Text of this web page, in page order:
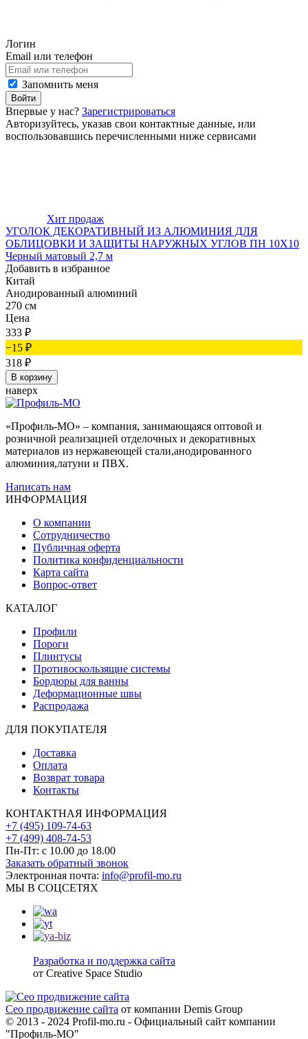
Логин
Email или телефон
Запомнить меня
Войти
Впервые у нас? Зарегистрироваться
Авторизуйтесь, указав свои контактные данные, или
воспользовавшись перечисленными ниже сервисами
Хит продаж
УГОЛОК ДЕКОРАТИВНЫЙ ИЗ АЛЮМИНИЯ ДЛЯ
ОБЛИЦОВКИ И ЗАЩИТЫ НАРУЖНЫХ УГЛОВ ПН 10Х10
Черный матовый 2,7 м
Добавить в избранное
Китай
Анодированный алюминий
270 см
Цена
333 ₽
−15 ₽
318 ₽
В корзину
наверх
«Профиль-МО» – компания, занимающаяся оптовой и
розничной реализацией отделочных и декоративных
материалов из нержавеющей стали,анодированного
алюминия,латуни и ПВХ.
Написать нам
ИНФОРМАЦИЯ
О компании
Сотрудничество
Публичная оферта
Политика конфиденциальности
Карта сайта
Вопрос-ответ
КАТАЛОГ
Профили
Пороги
Плинтусы
Противоскользящие системы
Бордюры для ванны
Деформационные швы
Распродажа
ДЛЯ ПОКУПАТЕЛЯ
Доставка
Оплата
Возврат товара
Контакты
КОНТАКТНАЯ ИНФОРМАЦИЯ
+7 (495) 109-74-63
+7 (499) 408-74-53
Пн-Пт: с 10.00 до 18.00
Заказать обратный звонок
Электронная почта: info@profil-mo.ru
МЫ В СОЦСЕТЯХ
Разработка и поддержка сайта
от Creative Space Studio
Сео продвижение сайта от компании Demis Group
© 2013 - 2024 Profil-mo.ru - Официальный сайт компании
"Профиль-МО"